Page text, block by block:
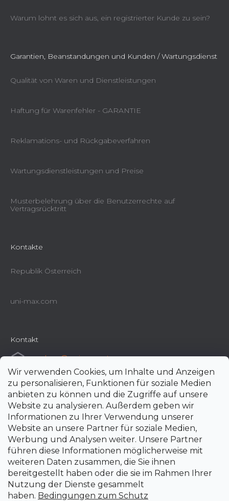
Wir verwenden Cookies, um Inhalte und Anzeigen
zu personalisieren, Funktionen für soziale Medien
anbieten zu können und die Zugriffe auf unsere
Website zu analysieren. Außerdem geben wir
Informationen zu Ihrer Verwendung unserer
Website an unsere Partner für soziale Medien,
Werbung und Analysen weiter. Unsere Partner
führen diese Informationen möglicherweise mit
weiteren Daten zusammen, die Sie ihnen
bereitgestellt haben oder die sie im Rahmen Ihrer
Nutzung der Dienste gesammelt
haben. Bedingungen zum Schutz
Warum lohnt es sich aus, ein registrierter Kunde zu sein?
Garantien, Beanstandungen und Kunden / Wartungsdienst
Qualität von Waren und Dienstleistungen
Haftung für Warenfehler - GARANTIE
Reklamations- und Rückgabeverfahren
Wartungsdienstleistungen und Preise
Musterbelehrung über die Benutzerrechte auf
Vertragsrücktritt
Kontakte
Republik Österreich
uni-max.com
Kontakt
e-shop@uni-max.at
+420 266 190 190